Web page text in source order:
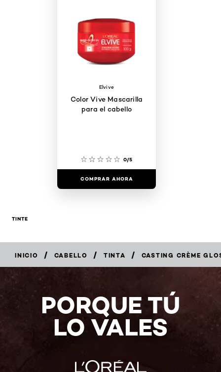
Elvive
Color Vive Mascarilla
para el cabello
0/5
COMPRAR AHORA
TINTE
INICIO / CABELLO / TINTA / CASTING CRÈME
AHORA
PORQUE TÚ
LO VALES